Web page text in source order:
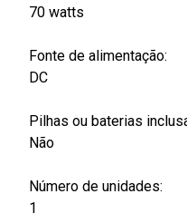
70 watts
Fonte de alimentação:
DC
Pilhas ou baterias
Não
Número de unidades:
1